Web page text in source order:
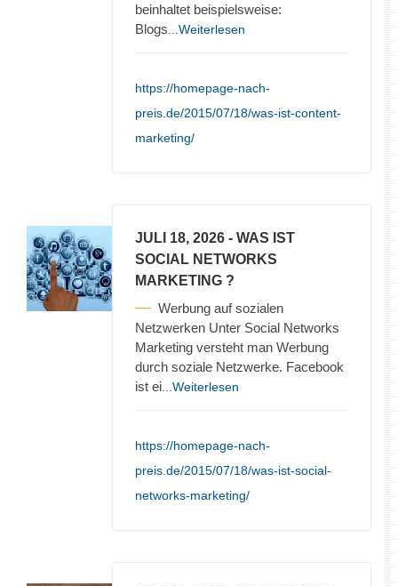
beinhaltet beispielsweise:
Blogs ...Weiterlesen
https://homepage-nach-
preis.de/2015/07/18/was-ist-content-
marketing/
JULI 18, 2026 - WAS IST
SOCIAL NETWORKS
MARKETING ?
Werbung auf sozialen
Netzwerken Unter Social Networks
Marketing versteht man Werbung
durch soziale Netzwerke. Facebook
ist ei ...Weiterlesen
https://homepage-nach-
preis.de/2015/07/18/was-ist-social-
networks-marketing/